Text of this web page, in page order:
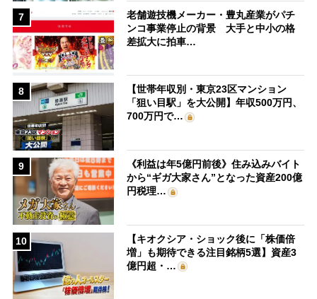
7
老舗遊技機メーカー・豊丸産業がパチ
ンコ事業停止の背景 大手と中小の格
差拡大に拍車…
8
【世帯年収別・東京23区マンション
「狙い目駅」を大公開】年収500万円、
700万円で…
9
《利益は年5億円前後》住み込みバイト
から“ギガ大家さん”となった資産200億
円税理…
10
【キオクシア・ショック後に「株価倍
増」も期待できる注目銘柄5選】資産3
億円超・…